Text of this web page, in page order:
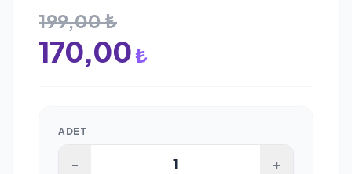
199,00 ₺
170,00 ₺
ADET
- +